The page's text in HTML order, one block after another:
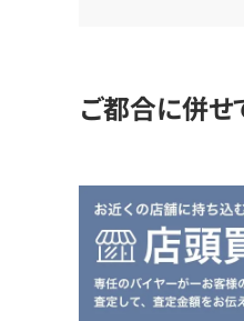
ご都合に併せ